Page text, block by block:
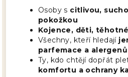
Osoby s citlivou,
pokožkou
Kojence, děti,
Všechny, kteří hledají
parfemace a alergenů
Ty, kdo chtějí dopřát
komfortu a ochrany